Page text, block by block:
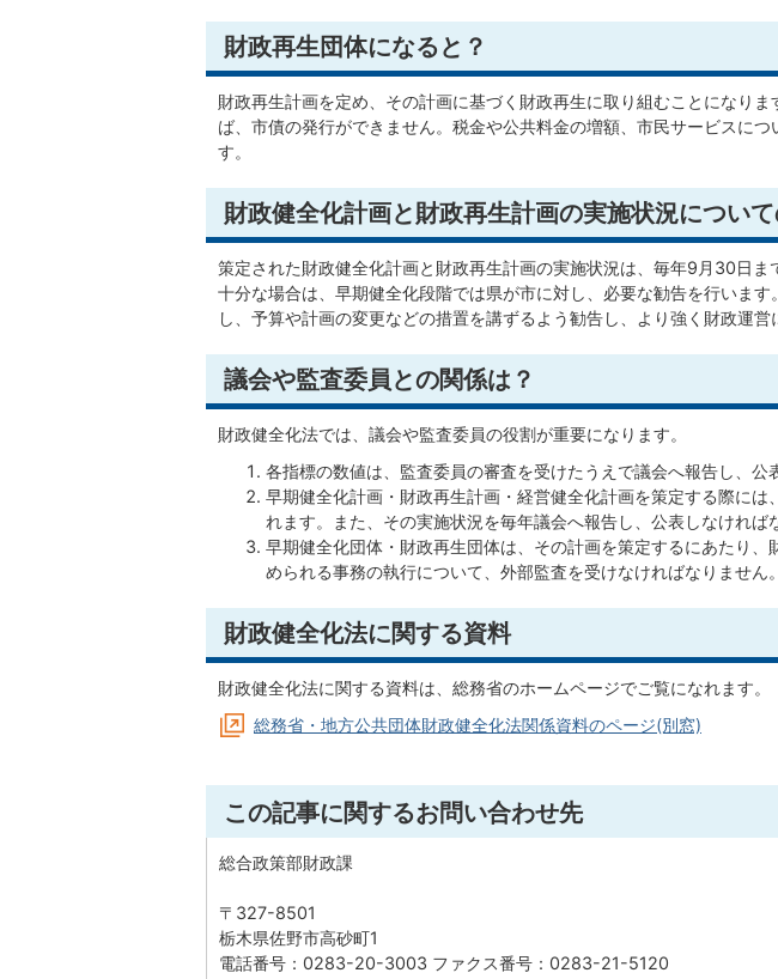
財政再生団体になると？
財政再生計画を定め、その計画に基づく財政再生に取り組むことになり
ば、市債の発行ができません。税金や公共料金の増額、市民サービスにつ
す。
財政健全化計画と財政再生計画の実施状況につい
策定された財政健全化計画と財政再生計画の実施状況は、毎年9月30日ま
十分な場合は、早期健全化段階では県が市に対し、必要な勧告を行いま
し、予算や計画の変更などの措置を講ずるよう勧告し、より強く財政運営
議会や監査委員との関係は？
財政健全化法では、議会や監査委員の役割が重要になります。
各指標の数値は、監査委員の審査を受けたうえで議会へ報告し、公
早期健全化計画・財政再生計画・経営健全化計画を策定する際には
れます。また、その実施状況を毎年議会へ報告し、公表しなければ
早期健全化団体・財政再生団体は、その計画を策定するにあたり、
められる事務の執行について、外部監査を受けなければなりません。
財政健全化法に関する資料
財政健全化法に関する資料は、総務省のホームページでご覧になれます。
総務省・地方公共団体財政健全化法関係資料のページ(別窓)
この記事に関するお問い合わせ先
総合政策部財政課
〒327-8501
栃木県佐野市高砂町1
電話番号：0283-20-3003 ファクス番号：0283-21-5120